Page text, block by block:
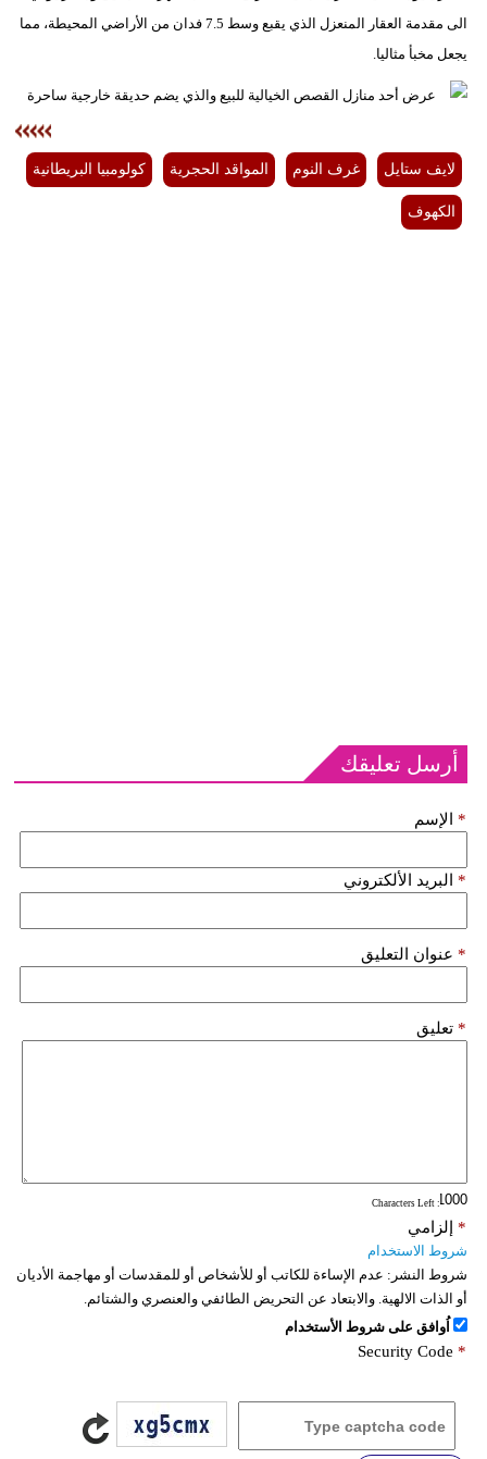
الى مقدمة العقار المنعزل الذي يقبع وسط 7.5 فدان من الأراضي المحيطة، مما
يجعل مخبأ مثاليا.
لايف ستايل غرف النوم المواقد الحجرية كولومبيا البريطانية
الكهوف
أرسل تعليقك
الإسم *
البريد الألكتروني *
عنوان التعليق *
تعليق *
: Characters Left
إلزامي *
شروط الاستخدام
شروط النشر: عدم الإساءة للكاتب أو للأشخاص أو للمقدسات أو مهاجمة الأديان
أو الذات الالهية. والابتعاد عن التحريض الطائفي والعنصري والشتائم.
اُوافق على شروط الأستخدام
Security Code *